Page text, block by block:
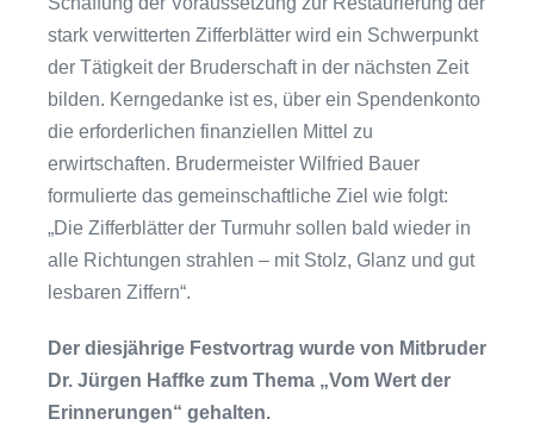
stark verwitterten Zifferblätter wird ein Schwerpunkt
der Tätigkeit der Bruderschaft in der nächsten Zeit
bilden. Kerngedanke ist es, über ein Spendenkonto
die erforderlichen finanziellen Mittel zu
erwirtschaften. Brudermeister Wilfried Bauer
formulierte das gemeinschaftliche Ziel wie folgt:
„Die Zifferblätter der Turmuhr sollen bald wieder in
alle Richtungen strahlen – mit Stolz, Glanz und gut
lesbaren Ziffern“.
Der diesjährige Festvortrag wurde von Mitbruder
Dr. Jürgen Haffke zum Thema „Vom Wert der
Erinnerungen“ gehalten.